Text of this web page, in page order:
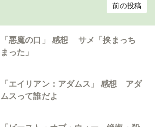
前の投稿
「悪魔の口」 感想 サメ「挟まっち
まった」
「エイリアン：アダムス」 感想 アダ
ムスって誰だよ